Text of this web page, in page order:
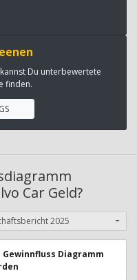
kannst Du unterbewertete
finden.
Car Geld?
2025
Diagramm